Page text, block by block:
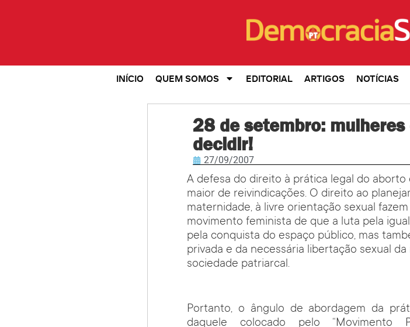
INÍCIO QUEM SOMOS EDITORIAL ARTIGOS NOTÍCIAS
28 de setembro:
decidir!
27/09/2007
A defesa do direito à prática legal do
maior de reivindicações. O direito ao
maternidade, à livre orientação sexual
movimento feminista de que a luta pela
pela conquista do espaço público, mas
privada e da necessária libertação sexual
sociedade patriarcal.
Portanto, o ângulo de abordagem da
daquele colocado pelo “Movimento